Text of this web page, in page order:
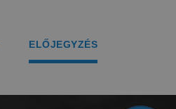
ELŐJEGYZÉS